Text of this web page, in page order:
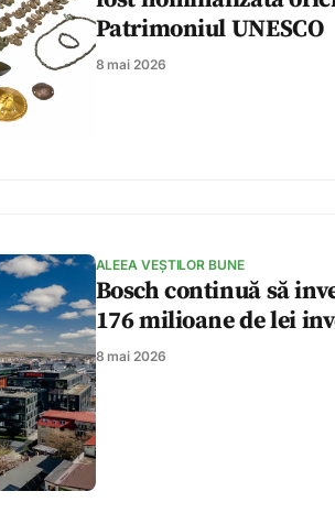
Patrimoniul UNESCO
8 mai 2026
ALEEA VEȘTILOR BUNE
Bosch continuă să
176 milioane de lei
8 mai 2026